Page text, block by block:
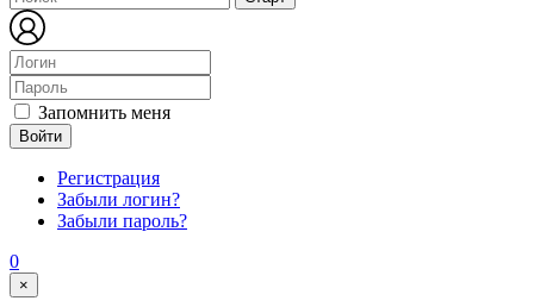
Запомнить меня
Войти
Регистрация
Забыли логин?
Забыли пароль?
0
×